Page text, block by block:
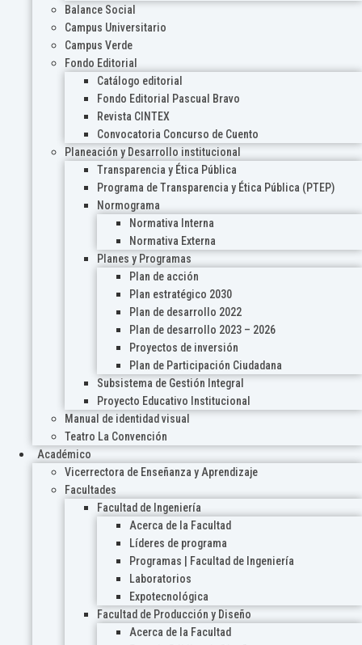
Balance Social
Campus Universitario
Campus Verde
Fondo Editorial
Catálogo editorial
Fondo Editorial Pascual Bravo
Revista CINTEX
Convocatoria Concurso de Cuento
Planeación y Desarrollo institucional
Transparencia y Ética Pública
Programa de Transparencia y Ética Pública (PTEP)
Normograma
Normativa Interna
Normativa Externa
Planes y Programas
Plan de acción
Plan estratégico 2030
Plan de desarrollo 2022
Plan de desarrollo 2023 – 2026
Proyectos de inversión
Plan de Participación Ciudadana
Subsistema de Gestión Integral
Proyecto Educativo Institucional
Manual de identidad visual
Teatro La Convención
Académico
Vicerrectora de Enseñanza y Aprendizaje
Facultades
Facultad de Ingeniería
Acerca de la Facultad
Líderes de programa
Programas | Facultad de Ingeniería
Laboratorios
Expotecnológica
Facultad de Producción y Diseño
Acerca de la Facultad